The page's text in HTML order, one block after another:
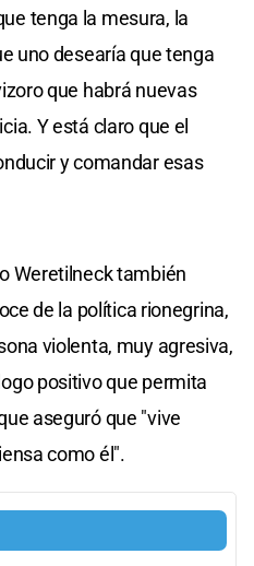
tenga la mesura, la
uno desearía que tenga
que habrá nuevas
Y está claro que el
y comandar esas
Weretilneck también
de la política rionegrina,
violenta, muy agresiva,
positivo que permita
aseguró que "vive
como él".